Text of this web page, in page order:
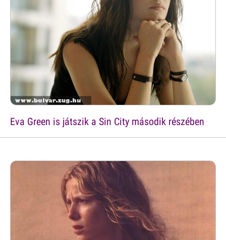
Eva Green is játszik a Sin City második részében